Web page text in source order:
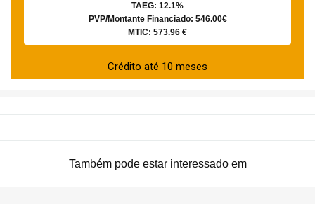
TAEG: 12.1%
PVP/Montante Financiado: 546.00€
MTIC: 573.96 €
Crédito até 10 meses
Também pode estar interessado em